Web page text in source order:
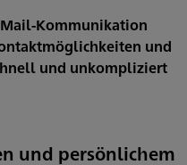
Mail-Kommunikation
und
und unkompliziert
und persönlichem